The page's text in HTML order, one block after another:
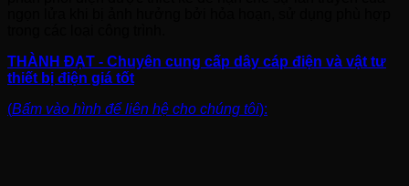
THÀNH ĐẠT - Chuyên cung cấp dây cáp điện và vật tư
thiết bị điện giá tốt
(Bấm vào hình để liên hệ cho chúng tôi):